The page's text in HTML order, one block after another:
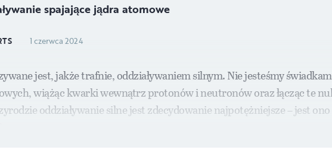
spajające jądra atomowe
1 czerwca 2024
jest, jakże trafnie, oddziaływaniem silnym. Nie jesteśmy
wiążąc kwarki wewnątrz protonów i neutronów oraz łącząc te
oddziaływanie silne jest zdecydowanie najpotężniejsze – jest